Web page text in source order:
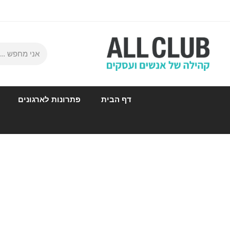
דף הבית פתרונות לארגונים